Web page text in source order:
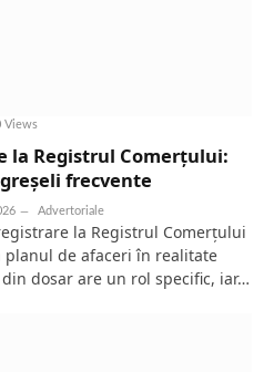
Views
la Registrul Comerțului:
frecvente
Advertoriale
la Registrul Comerțului
de afaceri în realitate
dosar are un rol specific, iar…